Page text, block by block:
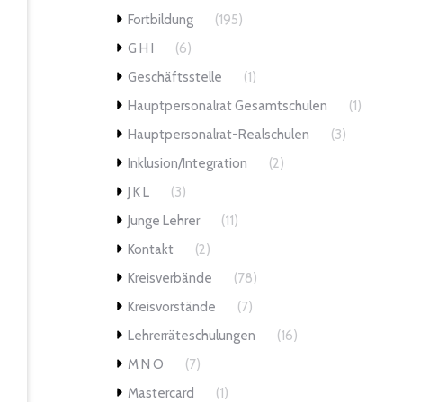
Fortbildung
(195)
G H I
(6)
Geschäftsstelle
(1)
Hauptpersonalrat Gesamtschulen
(1)
Hauptpersonalrat-Realschulen
(3)
Inklusion/Integration
(2)
J K L
(3)
Junge Lehrer
(11)
Kontakt
(2)
Kreisverbände
(78)
Kreisvorstände
(7)
Lehrerräteschulungen
(16)
M N O
(7)
Mastercard
(1)